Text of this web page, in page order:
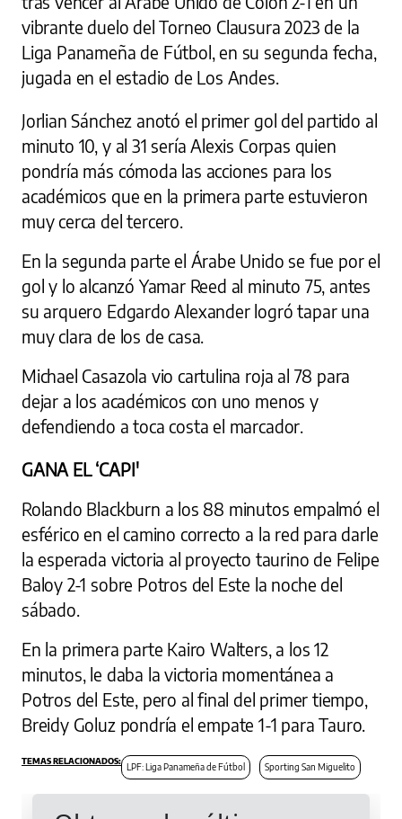
vibrante duelo del Torneo Clausura 2023 de la
Liga Panameña de Fútbol, en su segunda fecha,
jugada en el estadio de Los Andes.
Jorlian Sánchez anotó el primer gol del partido al
minuto 10, y al 31 sería Alexis Corpas quien
pondría más cómoda las acciones para los
académicos que en la primera parte estuvieron
muy cerca del tercero.
En la segunda parte el Árabe Unido se fue por el
gol y lo alcanzó Yamar Reed al minuto 75, antes
su arquero Edgardo Alexander logró tapar una
muy clara de los de casa.
Michael Casazola vio cartulina roja al 78 para
dejar a los académicos con uno menos y
defendiendo a toca costa el marcador.
GANA EL ‘CAPI'
Rolando Blackburn a los 88 minutos empalmó el
esférico en el camino correcto a la red para darle
la esperada victoria al proyecto taurino de Felipe
Baloy 2-1 sobre Potros del Este la noche del
sábado.
En la primera parte Kairo Walters, a los 12
minutos, le daba la victoria momentánea a
Potros del Este, pero al final del primer tiempo,
Breidy Goluz pondría el empate 1-1 para Tauro.
LPF: Liga Panameña de Fútbol Sporting San Miguelito